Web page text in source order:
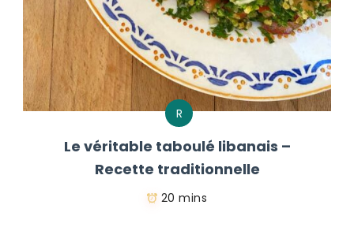
R
Le véritable taboulé libanais –
Recette traditionnelle
20 mins